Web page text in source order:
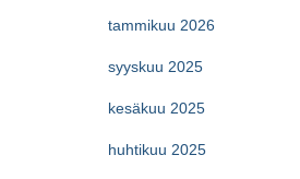
tammikuu 2026
syyskuu 2025
kesäkuu 2025
huhtikuu 2025